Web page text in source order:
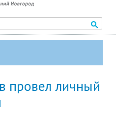
провел личный